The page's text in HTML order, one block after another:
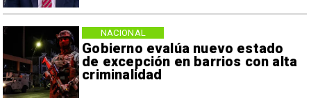
Gobierno evalúa nuevo estado
de excepción en barrios con alta
criminalidad
NACIONAL